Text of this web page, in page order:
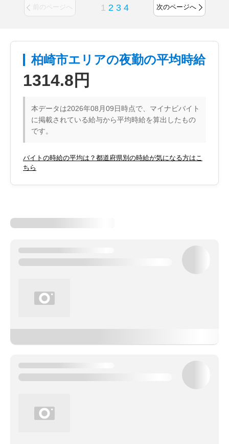
前のページへ 1 2 3 4 次のページへ
柏崎市エリアの夜勤の平均時給
1314.8円
本データは2026年08月09日時点で、マイナビバイト
に掲載されている給与から平均時給を算出したもの
です。
バイトの時給の平均は？都道府県別の時給が気になる方はこ
ちら